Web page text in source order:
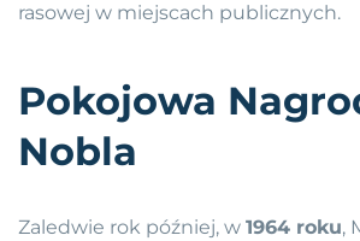
rasowej w miejscach publicznych.
Pokojowa
Nobla
Zaledwie rok później, w 1964 roku,